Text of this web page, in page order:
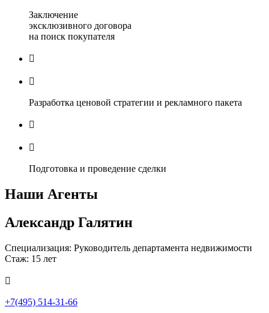
Заключение
эксклюзивного договора
на поиск покупателя


Разработка ценовой стратегии и рекламного пакета


Подготовка и проведение сделки
Наши Агенты
Александр Галятин
Специализация: Руководитель департамента недвижимости
Стаж: 15 лет

+7(495) 514-31-66